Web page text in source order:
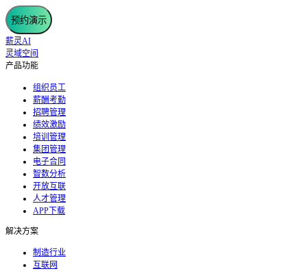
预约演示
薪灵AI
灵域空间
产品功能
组织员工
薪酬考勤
招聘管理
绩效激励
培训管理
集团管理
电子合同
智数分析
开放互联
人才管理
APP下载
解决方案
制造行业
互联网